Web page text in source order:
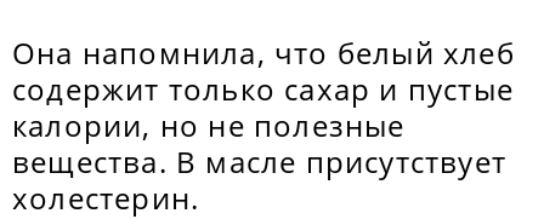
Она напомнила, что белый хлеб
содержит только сахар и пустые
калории, но не полезные
вещества. В масле присутствует
холестерин.